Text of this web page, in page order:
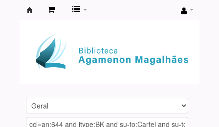
Agamenon
Magalhães